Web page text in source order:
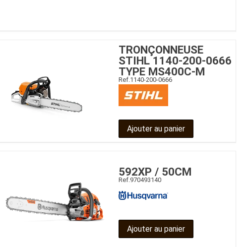
TRONÇONNEUSE
STIHL 1140-200-0666
TYPE MS400C-M
Ref. 1140-200-0666
Ajouter au panier
592XP / 50CM
Ref. 970493140
Ajouter au panier